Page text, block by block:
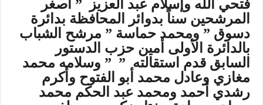
فتحي الله وإسلام عبد العزيز ” أصغر
المرشحين سناً بدوائر المحافظة بدائرة
دسوق ” ومحمد حماسة ” مرشح الشباب
بالدائرة الأولى أمين حزب الدستور
السابق قدم استقالته ” ” وسلامه محمد
مغازي وعادل محمد أبو الفتوح وأكرم
رشدي أحمد ومحمد عبد الحكم محمد